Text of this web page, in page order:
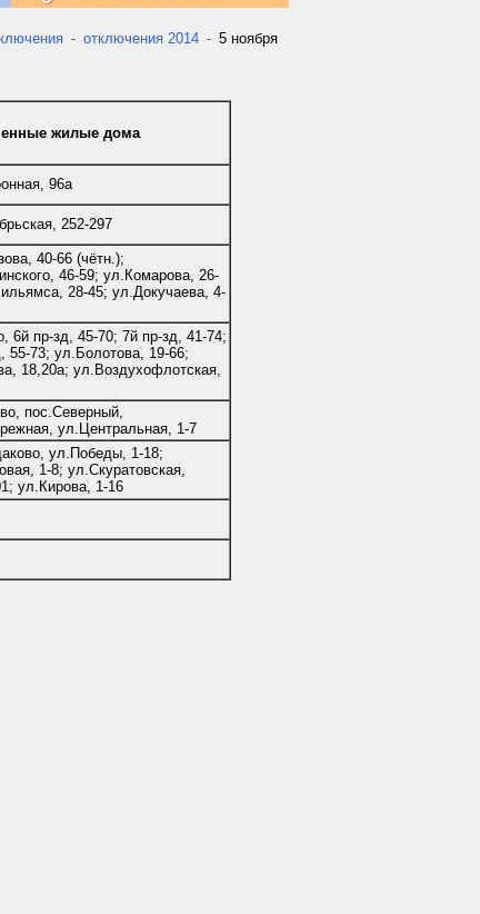
- отключения 2014 - 5 ноября
жилые дома
96а
252-297
40-66 (чётн.);
46-59; ул.Комарова, 26-
28-45; ул.Докучаева, 4-
6й пр-зд, 45-70; 7й пр-зд, 41-74;
55-73; ул.Болотова, 19-66;
18,20а; ул.Воздухофлотская,
пос.Северный,
ул.Центральная, 1-7
ул.Победы, 1-18;
1-8; ул.Скуратовская,
ул.Кирова, 1-16